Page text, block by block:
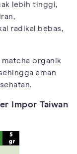
lebih tinggi,
radikal bebas,
organik
aman
Impor Taiwan